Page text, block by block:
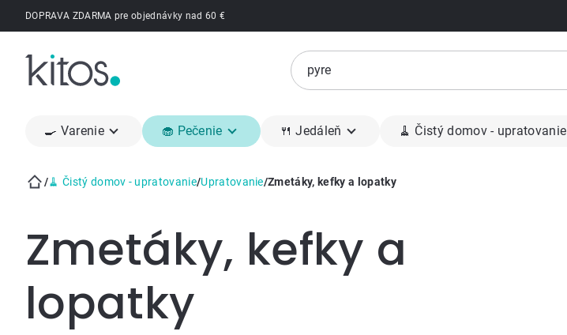
PrejsťDOPRAVA ZDARMA pre objednávky nad 60 €
🍳 Varenie 🧁 Pečenie 🍴 Jedáleň 🧹 Čistý domov - upratovanie
/🧹 Čistý domov - upratovanie/Upratovanie/Zmetáky, kefky a lopatky
Zmetáky, kefky a
lopatky